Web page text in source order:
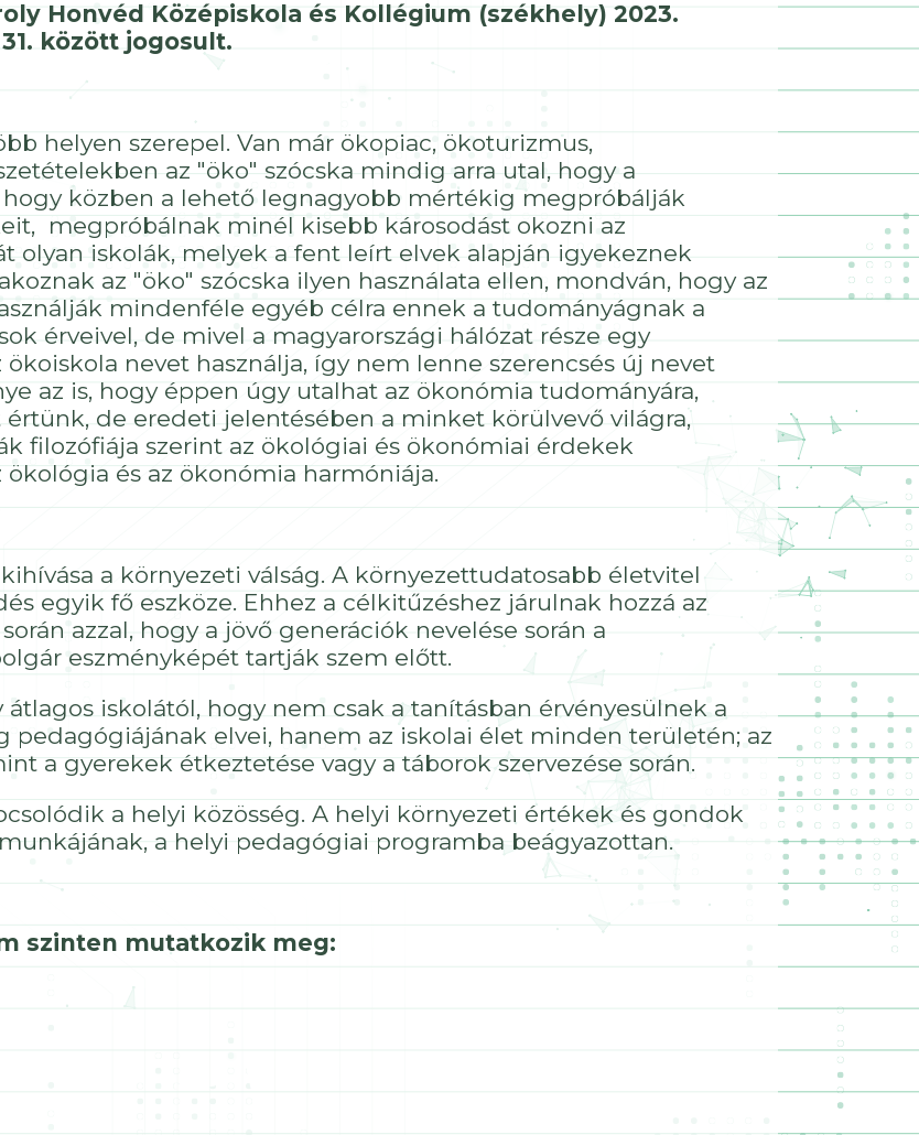
Honvéd Középiskola és Kollégium (székhely) 2023.
között jogosult.
helyen szerepel. Van már ökopiac, ökoturizmus,
az "öko" szócska mindig arra utal, hogy a
közben a lehető legnagyobb mértékig megpróbálják
megpróbálnak minél kisebb károsodást okozni az
olyan iskolák, melyek a fent leírt elvek alapján igyekeznek
az "öko" szócska ilyen használata ellen, mondván, hogy az
mindenféle egyéb célra ennek a tudományágnak a
érveivel, de mivel a magyarországi hálózat része egy
nevet használja, így nem lenne szerencsés új nevet
az is, hogy éppen úgy utalhat az ökonómia tudományára,
de eredeti jelentésében a minket körülvevő világra,
filozófiája szerint az ökológiai és ökonómiai érdekek
és az ökonómia harmóniája.
a környezeti válság. A környezettudatosabb életvitel
egyik fő eszköze. Ehhez a célkitűzéshez járulnak hozzá az
azzal, hogy a jövő generációk nevelése során a
eszményképét tartják szem előtt.
iskolától, hogy nem csak a tanításban érvényesülnek a
pedagógiájának elvei, hanem az iskolai élet minden területén; az
a gyerekek étkeztetése vagy a táborok szervezése során.
a helyi közösség. A helyi környezeti értékek és gondok
a helyi pedagógiai programba beágyazottan.
szinten mutatkozik meg: